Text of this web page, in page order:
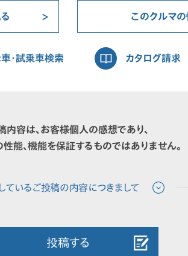
このクルマ
・試乗車検索 カタログ請求
内容は、お客様個人の感想であり、
能、機能を保証するものではありません。
投稿する